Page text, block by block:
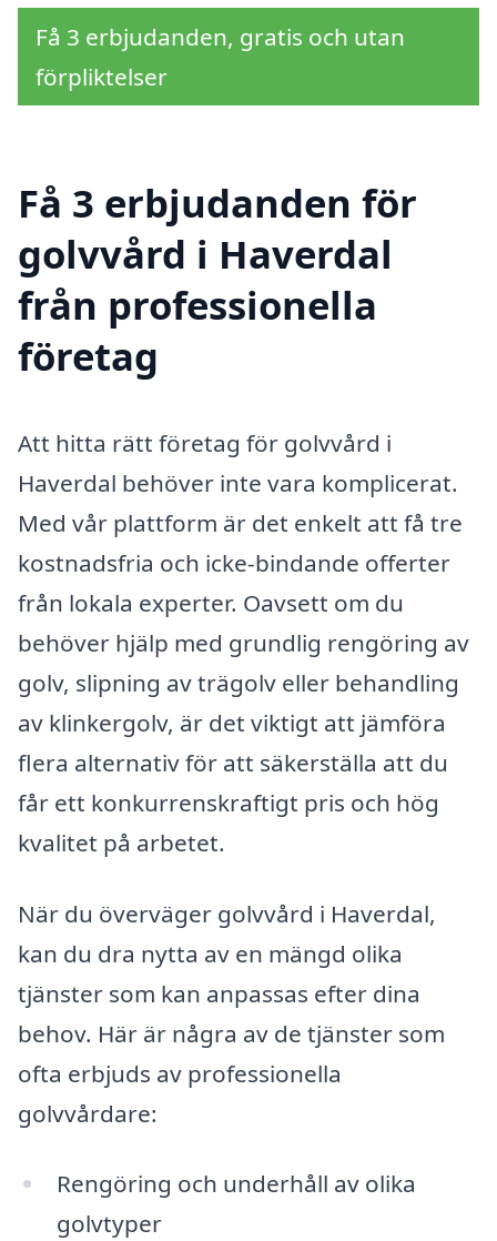
Få 3 erbjudanden, gratis och utan
förpliktelser
Få 3 erbjudanden för
golvvård i Haverdal
från professionella
företag
Att hitta rätt företag för golvvård i
Haverdal behöver inte vara komplicerat.
Med vår plattform är det enkelt att få tre
kostnadsfria och icke-bindande offerter
från lokala experter. Oavsett om du
behöver hjälp med grundlig rengöring av
golv, slipning av trägolv eller behandling
av klinkergolv, är det viktigt att jämföra
flera alternativ för att säkerställa att du
får ett konkurrenskraftigt pris och hög
kvalitet på arbetet.
När du överväger golvvård i Haverdal,
kan du dra nytta av en mängd olika
tjänster som kan anpassas efter dina
behov. Här är några av de tjänster som
ofta erbjuds av professionella
golvvårdare:
Rengöring och underhåll av olika
golvtyper